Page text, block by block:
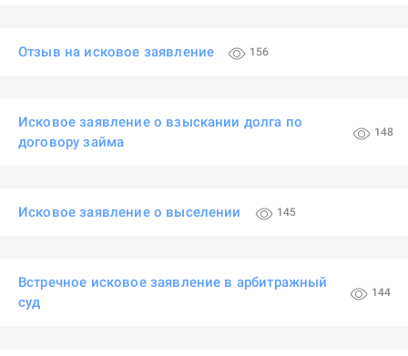
Отзыв на исковое заявление 156
Исковое заявление о взыскании долга по
договору займа
148
Исковое заявление о выселении 145
Встречное исковое заявление в арбитражный
суд
144